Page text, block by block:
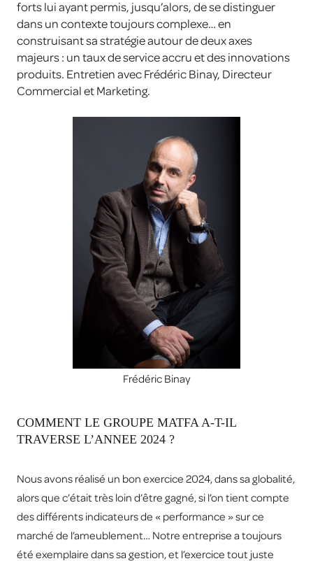
forts lui ayant permis, jusqu’alors, de se distinguer
dans un contexte toujours complexe… en
construisant sa stratégie autour de deux axes
majeurs : un taux de service accru et des innovations
produits. Entretien avec Frédéric Binay, Directeur
Commercial et Marketing.
Frédéric Binay
COMMENT LE GROUPE MATFA A-T-IL
TRAVERSE L’ANNEE 2024 ?
Nous avons réalisé un bon exercice 2024, dans sa globalité,
alors que c’était très loin d’être gagné, si l’on tient compte
des différents indicateurs de « performance » sur ce
marché de l’ameublement… Notre entreprise a toujours
été exemplaire dans sa gestion, et l’exercice tout juste